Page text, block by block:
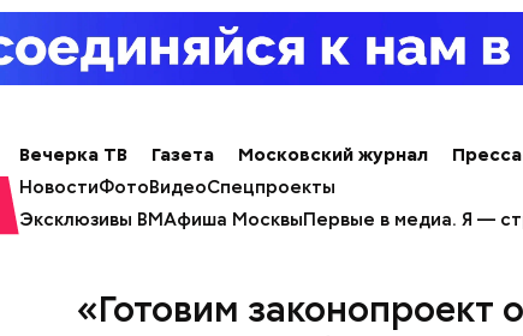
Вечерка ТВ Газета Московский журнал
НовостиФотоВидеоСпецпроекты
Эксклюзивы ВМАфиша МосквыПервые в медиа. Я —
«Готовим законопроект